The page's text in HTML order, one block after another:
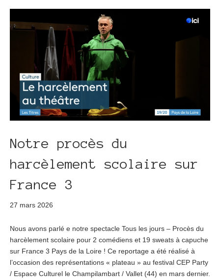
Notre procès du
harcèlement scolaire sur
France 3
27 mars 2026
Nous avons parlé e notre spectacle Tous les jours – Procès du
harcèlement scolaire pour 2 comédiens et 19 sweats à capuche
sur France 3 Pays de la Loire ! Ce reportage a été réalisé à
l’occasion des représentations « plateau » au festival CEP Party
/ Espace Culturel le Champilambart / Vallet (44) en mars dernier.